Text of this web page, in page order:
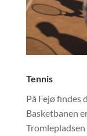
Tennis
På Fejø findes
Basketbanen